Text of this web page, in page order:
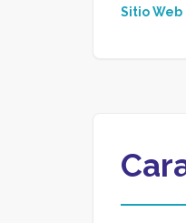
Sitio Web